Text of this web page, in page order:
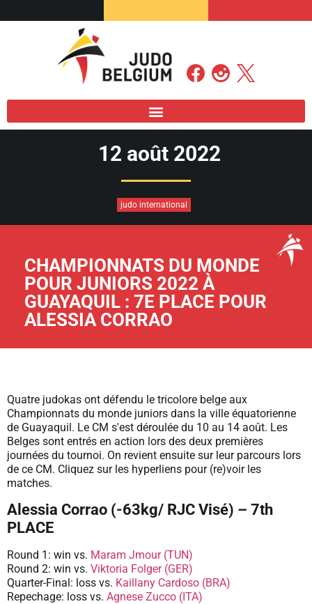
12 août 2022
judo international
CHAMPIONNATS DU MONDE
POUR JUNIORS 2022 À
GUAYAQUIL : 7E PLACE POUR
ALESSIA CORRAO
Quatre judokas ont défendu le tricolore belge aux
Championnats du monde juniors dans la ville équatorienne
de Guayaquil. Le CM s'est déroulée du 10 au 14 août. Les
Belges sont entrés en action lors des deux premières
journées du tournoi. On revient ensuite sur leur parcours lors
de ce CM. Cliquez sur les hyperliens pour (re)voir les
matches.
Alessia Corrao (-63kg/ RJC Visé) – 7th
PLACE
Round 1: win vs. Maram Jmour (TUN)
Round 2: win vs. Viktoria Folger (GER)
Quarter-Final: loss vs. Kaillany Cardoso (BRA)
Repechage: loss vs. Agnese Zucco (ITA)